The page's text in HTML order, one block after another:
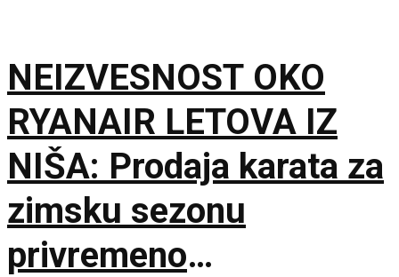
NEIZVESNOST OKO
RYANAIR LETOVA IZ
NIŠA: Prodaja karata za
zimsku sezonu
privremeno